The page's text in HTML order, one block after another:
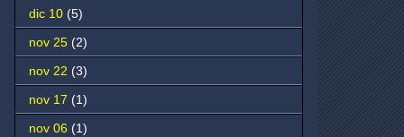
dic 10 (5)
nov 25 (2)
nov 22 (3)
nov 17 (1)
nov 06 (1)